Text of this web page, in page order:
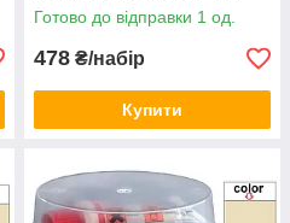
Готово до відправки 1 од.
478 ₴/набір
Купити